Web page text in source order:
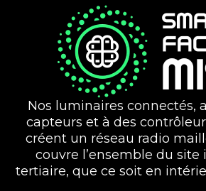
Nos luminaires connectés,
capteurs et à des
créent un réseau radio
couvre l’ensemble du site
tertiaire, que ce soit en